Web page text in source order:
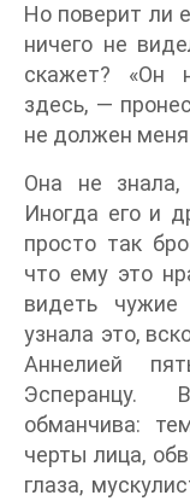
Но поверит ли
ничего не
скажет? «Он
здесь, —
не должен меня
Она не знала,
Иногда его и
просто так
что ему это
видеть
узнала это,
Аннелией
Эсперанцу.
обманчива:
черты лица,
глаза,